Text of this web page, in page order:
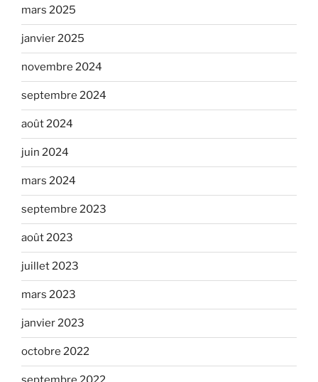
mars 2025
janvier 2025
novembre 2024
septembre 2024
août 2024
juin 2024
mars 2024
septembre 2023
août 2023
juillet 2023
mars 2023
janvier 2023
octobre 2022